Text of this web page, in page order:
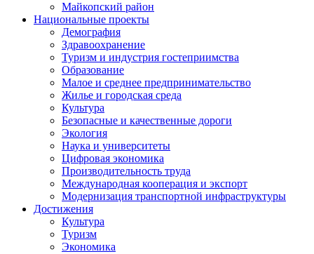
Майкопский район
Национальные проекты
Демография
Здравоохранение
Туризм и индустрия гостеприимства
Образование
Малое и среднее предпринимательство
Жилье и городская среда
Культура
Безопасные и качественные дороги
Экология
Наука и университеты
Цифровая экономика
Производительность труда
Международная кооперация и экспорт
Модернизация транспортной инфраструктуры
Достижения
Культура
Туризм
Экономика